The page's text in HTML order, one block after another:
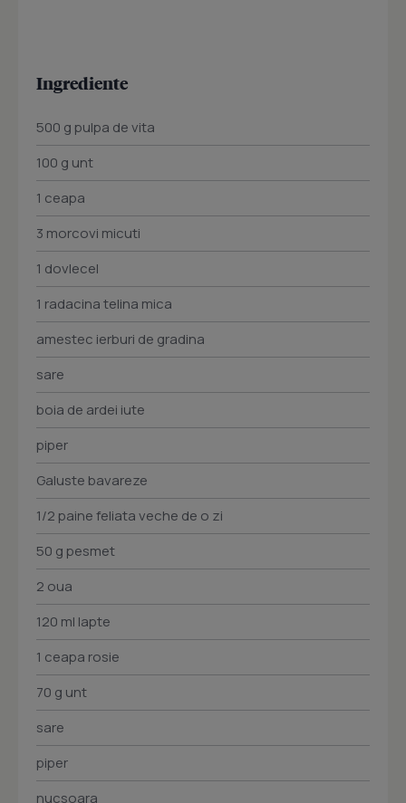
Ingrediente
500 g pulpa de vita
100 g unt
1 ceapa
3 morcovi micuti
1 dovlecel
1 radacina telina mica
amestec ierburi de gradina
sare
boia de ardei iute
piper
Galuste bavareze
1/2 paine feliata veche de o zi
50 g pesmet
2 oua
120 ml lapte
1 ceapa rosie
70 g unt
sare
piper
nucsoara